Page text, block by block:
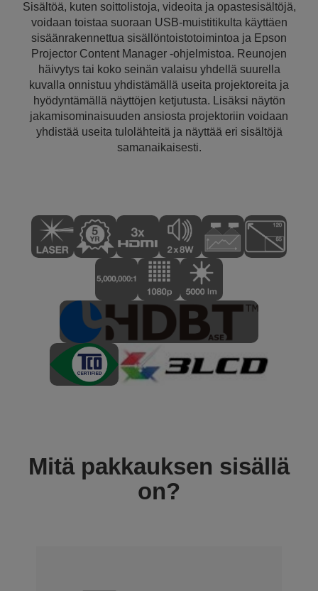
Sisältöä, kuten soittolistoja, videoita ja opastesisältöjä,
voidaan toistaa suoraan USB-muistitikulta käyttäen
sisäänrakennettua sisällöntoistotoimintoa ja Epson
Projector Content Manager -ohjelmistoa. Reunojen
häivytys tai koko seinän valaisu yhdellä suurella
kuvalla onnistuu yhdistämällä useita projektoreita ja
hyödyntämällä näyttöjen ketjutusta. Lisäksi näytön
jakamisominaisuuden ansiosta projektoriin voidaan
yhdistää useita tulolähteitä ja näyttää eri sisältöjä
samanaikaisesti.
Mitä pakkauksen sisällä
on?